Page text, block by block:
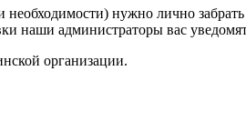
нужно лично
наши администраторы вас
организации.